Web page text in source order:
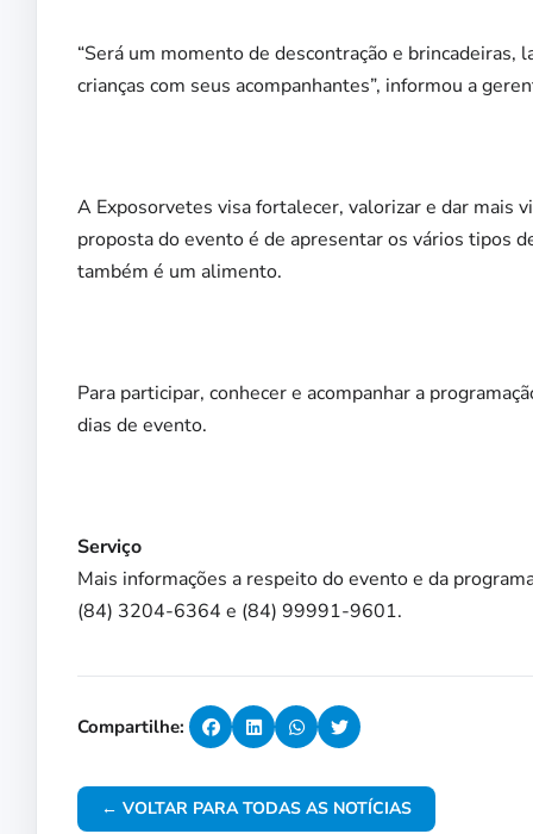
“Será um momento de descontração e
crianças com seus acompanhantes”, informou a
A Exposorvetes visa fortalecer, valorizar e dar mais
proposta do evento é de apresentar os vários tipos
também é um alimento.
Para participar, conhecer e acompanhar a
dias de evento.
Serviço
Mais informações a respeito do evento e da
(84) 3204-6364 e (84) 99991-9601.
Compartilhe:
← VOLTAR PARA TODAS AS NOTÍCIAS